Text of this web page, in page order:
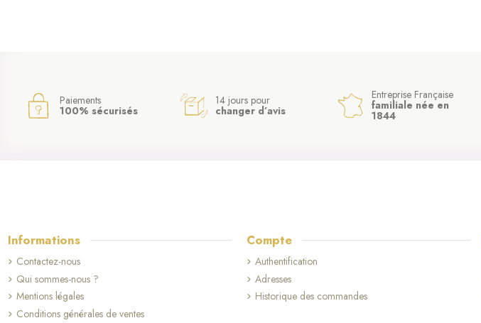
Paiements
100% sécurisés
14 jours pour
changer d’avis
Entreprise Française
familiale née en
1844
Informations
Contactez-nous
Qui sommes-nous ?
Mentions légales
Conditions générales de ventes
Compte
Authentification
Adresses
Historique des commandes